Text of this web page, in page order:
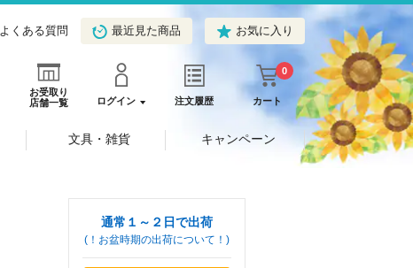
よくある質問 最近見た商品 お気に入り
お受取り
店舗一覧
ログイン 注文履歴 カート
0
文具・雑貨 キャンペーン
通常１～２日で出荷
(！お盆時期の出荷について！)